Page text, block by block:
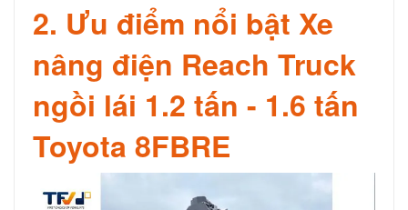
2. Ưu điểm nổi bật Xe
nâng điện Reach Truck
ngồi lái 1.2 tấn - 1.6 tấn
Toyota 8FBRE